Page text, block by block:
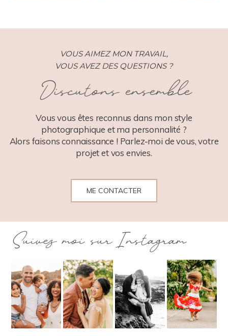
VOUS AIMEZ MON TRAVAIL,
VOUS AVEZ DES QUESTIONS ?
Discutons ensemble
Vous vous êtes reconnus dans mon style
photographique et ma personnalité ?
Alors faisons connaissance ! Parlez-moi de vous, votre
projet et vos envies.
ME CONTACTER
Suivez moi sur Instagram